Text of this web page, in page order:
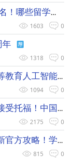
重磅2024年度国家公务员考试开始报名！哪些留学海归有资格报考？
0
1603
年
0
1318
冀英国际教育合作中心组织河北省高等教育人工智能与教育教学协同发展培训班开课
0
1094
重磅澳大利亚官宣留学签证申请不再接受托福！中国留学生受影响吗？
0
2175
英国留学国际毕业生工作签证申请最新官方攻略！学位延迟还能申请工签吗？
0
815